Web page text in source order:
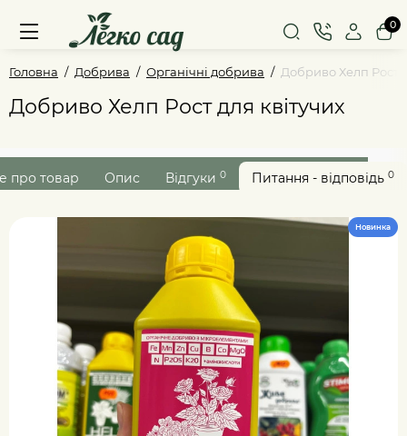
0
Головна Добрива Органічні добрива Добриво Хелп Рост
Добриво Хелп Рост для квітучих
про товар Опис Відгуки 0 Питання - відповідь 0
Новинка